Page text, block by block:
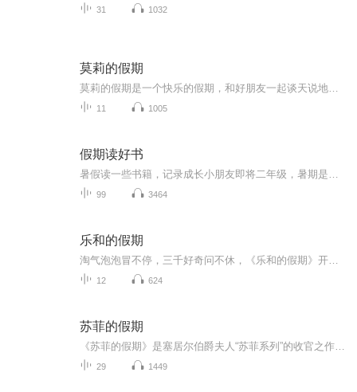
31 1032
莫莉的假期
11 1005
假期读好书
99 3464
乐和的假期
12 624
苏菲的假期
29 1449